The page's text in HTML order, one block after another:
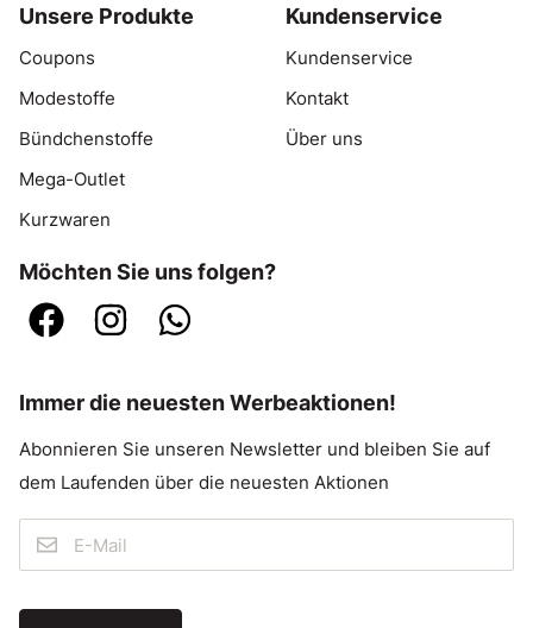
Unsere Produkte
Coupons
Modestoffe
Bündchenstoffe
Mega-Outlet
Kurzwaren
Kundenservice
Kundenservice
Kontakt
Über uns
Möchten Sie uns folgen?
Immer die neuesten Werbeaktionen!
Abonnieren Sie unseren Newsletter und bleiben Sie auf
dem Laufenden über die neuesten Aktionen